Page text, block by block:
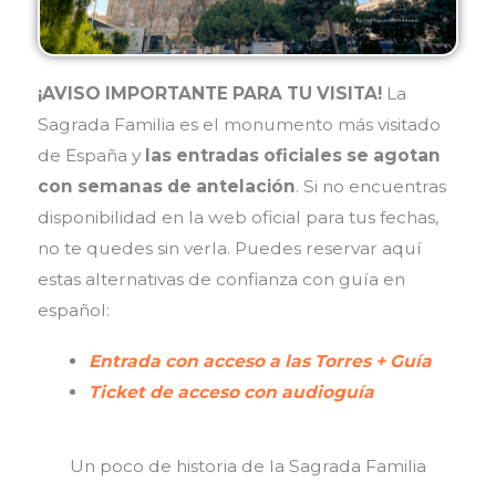
¡AVISO IMPORTANTE PARA TU VISITA!La
Sagrada Familia es el monumento más visitado
de España y las entradas oficiales se agotan
con semanas de antelación. Si no encuentras
disponibilidad en la web oficial para tus fechas,
no te quedes sin verla. Puedes reservar aquí
estas alternativas de confianza con guía en
español:
Entrada con acceso a las Torres + Guía
Ticket de acceso con audioguía
Un poco de historia de la Sagrada Familia